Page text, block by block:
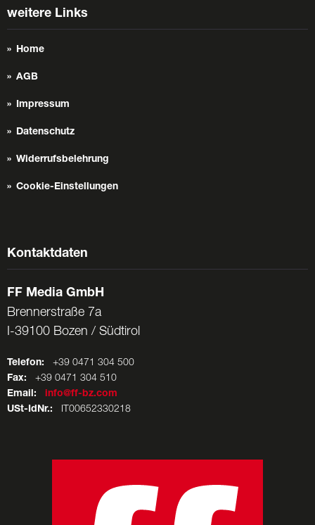
weitere Links
Home
AGB
Impressum
Datenschutz
Widerrufsbelehrung
Cookie-Einstellungen
Kontaktdaten
FF Media GmbH
Brennerstraße 7a
I-39100 Bozen / Südtirol
Telefon: +39 0471 304 500
Fax: +39 0471 304 510
Email:
info@ff-bz.com
USt-IdNr.: IT00652330218